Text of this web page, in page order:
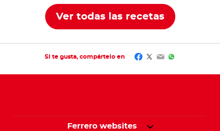
Ver todas las recetas
Si te gusta, compártelo en Facebook
Twitter
EmailWhatsApp
Ferrero websites